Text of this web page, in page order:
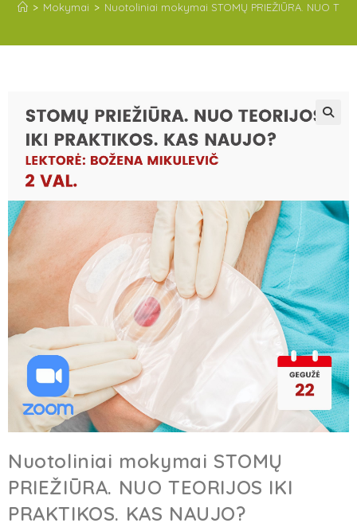
> Mokymai > Nuotoliniai mokymai STOMŲ PRIEŽIŪRA. NUO
Nuotoliniai mokymai STOMŲ
PRIEŽIŪRA. NUO TEORIJOS IKI
PRAKTIKOS. KAS NAUJO?